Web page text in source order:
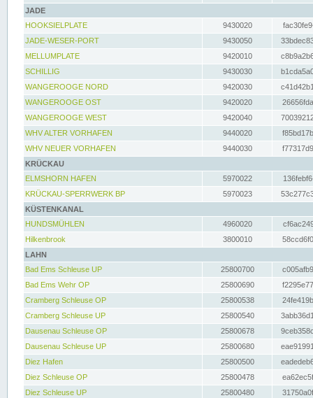
JADE
HOOKSIELPLATE
9430020
JADE-WESER-PORT
9430050
MELLUMPLATE
9420010
SCHILLIG
9430030
WANGEROOGE NORD
9420030
WANGEROOGE OST
9420020
WANGEROOGE WEST
9420040
WHV ALTER VORHAFEN
9440020
WHV NEUER VORHAFEN
9440030
KRÜCKAU
ELMSHORN HAFEN
5970022
KRÜCKAU-SPERRWERK BP
5970023
KÜSTENKANAL
HUNDSMÜHLEN
4960020
Hilkenbrook
3800010
LAHN
Bad Ems Schleuse UP
25800700
Bad Ems Wehr OP
25800690
Cramberg Schleuse OP
25800538
Cramberg Schleuse UP
25800540
Dausenau Schleuse OP
25800678
Dausenau Schleuse UP
25800680
Diez Hafen
25800500
Diez Schleuse OP
25800478
Diez Schleuse UP
25800480